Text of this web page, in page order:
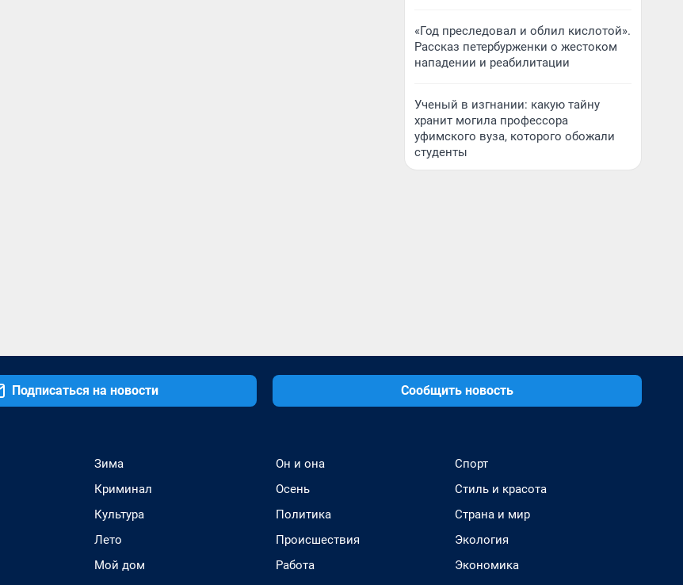
«Год преследовал и облил кислотой».
Рассказ петербурженки о жестоком
нападении и реабилитации
Ученый в изгнании: какую тайну
хранит могила профессора
уфимского вуза, которого обожали
студенты
Подписаться на новости Сообщить новость
Зима
Криминал
Культура
Лето
Мой дом
Он и она
Осень
Политика
Происшествия
Работа
Спорт
Стиль и красота
Страна и мир
Экология
Экономика